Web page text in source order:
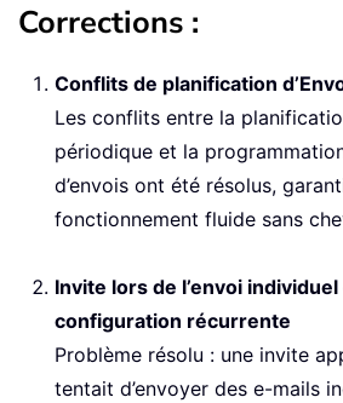
Corrections :
Conflits de planification
Les conflits entre la
périodique et la
d’envois ont été résolus,
fonctionnement fluide sans
Invite lors de l’envoi
configuration récurrente
Problème résolu : une invite
tentait d’envoyer des e-mails